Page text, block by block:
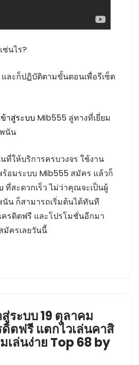
ช่นไร?
ละก็ปฏิบัติตามขั้นตอนเพื่อรีเซ็ต
าสู่ระบบ Mib555 ลู่ทางที่เยี่ยม
นัน
ที่ให้บริการครบวงจร ใช้งาน
ร้อมระบบ Mib555 สมัคร แล้วก็
ที่สะดวกเร็ว ไม่ว่าคุณจะเป็นผู้
นัน ก็สามารถเริ่มต้นได้ทันที
รดิตฟรี และโปรโมชั่นอีกมา
มัครเลยวันนี้
ระบบ 19 ตุลาคม
ตฟรี แตกไวเล่นคาสิ
เล่นง่าย Top 68 by